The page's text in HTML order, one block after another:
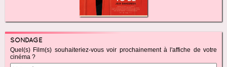
SONDAGE
Quel(s) Film(s) souhaiteriez-vous voir prochainement à l'affiche de votre
cinéma ?